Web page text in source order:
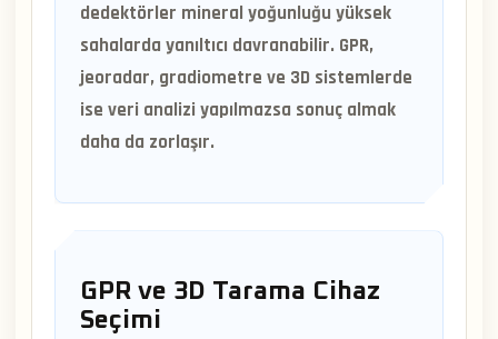
dedektörler mineral yoğunluğu yüksek
sahalarda yanıltıcı davranabilir. GPR,
jeoradar, gradiometre ve 3D sistemlerde
ise veri analizi yapılmazsa sonuç almak
daha da zorlaşır.
GPR ve 3D Tarama Cihaz
Seçimi